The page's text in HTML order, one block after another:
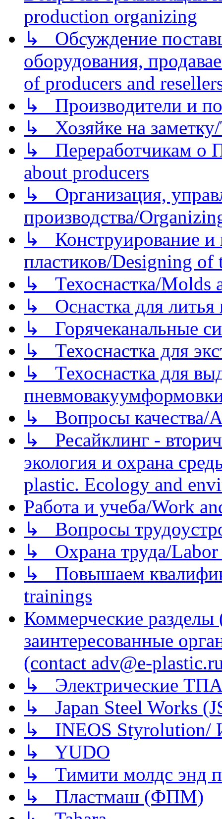
production organizing
↳ Обсуждение
оборудования,
of producers and
↳ Производители и
↳ Хозяйке на
↳ Переработчикам о
about producers
↳ Организация,
производства/
↳ Конструирование и
пластиков/Designing of
↳ Техоснастка/Molds
↳ Оснастка для литья
↳ Горячеканальные
↳ Техоснастка для
↳ Техоснастка для
↳ Вопросы качества/
↳ Ресайклинг -
экология и охрана
plastic. Ecology and
Работа и учеба/Work
↳ Вопросы
↳ Охрана труда/Labor
↳ Повышаем
trainings
Коммерческие
заинтересованные
(contact adv@e-
↳ Электрические
↳ Japan Steel Works
↳ INEOS
↳ YUDO
↳ Тимити молдс энд
↳ Пластмаш (ФПМ)